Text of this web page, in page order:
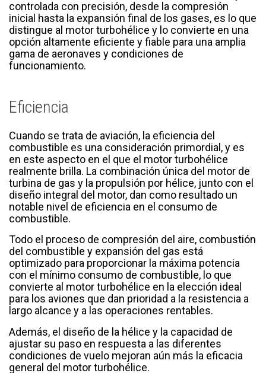
controlada con precisión, desde la compresión
inicial hasta la expansión final de los gases, es lo que
distingue al motor turbohélice y lo convierte en una
opción altamente eficiente y fiable para una amplia
gama de aeronaves y condiciones de
funcionamiento.
Eficiencia
Cuando se trata de aviación, la eficiencia del
combustible es una consideración primordial, y es
en este aspecto en el que el motor turbohélice
realmente brilla. La combinación única del motor de
turbina de gas y la propulsión por hélice, junto con el
diseño integral del motor, dan como resultado un
notable nivel de eficiencia en el consumo de
combustible.
Todo el proceso de compresión del aire, combustión
del combustible y expansión del gas está
optimizado para proporcionar la máxima potencia
con el mínimo consumo de combustible, lo que
convierte al motor turbohélice en la elección ideal
para los aviones que dan prioridad a la resistencia a
largo alcance y a las operaciones rentables.
Además, el diseño de la hélice y la capacidad de
ajustar su paso en respuesta a las diferentes
condiciones de vuelo mejoran aún más la eficacia
general del motor turbohélice.